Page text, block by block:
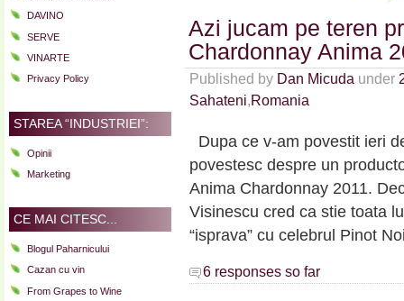
DAVINO
SERVE
VINARTE
Privacy Policy
STAREA “INDUSTRIEI”:
Opinii
Marketing
CE MAI CITESC...
Blogul Paharnicului
Cazan cu vin
From Grapes to Wine
Azi jucam pe teren
Chardonnay Anima
Published by Dan Micuda under
Sahateni,Romania
Dupa ce v-am povestit ieri
povestesc despre un
Anima Chardonnay 2011.
Visinescu cred ca stie toata
“isprava” cu celebrul Pinot
6 responses so far